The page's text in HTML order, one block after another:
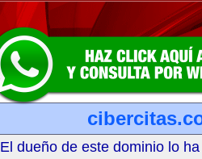
El dueño de este dominio lo